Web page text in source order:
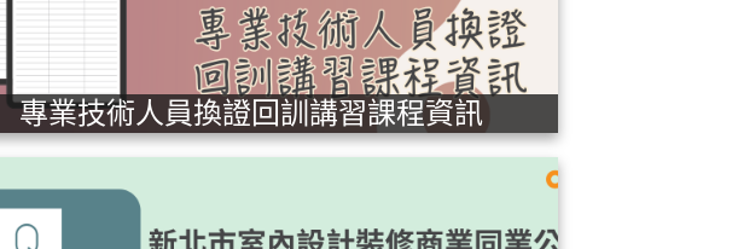
專業技術人員換證回訓講習課程資訊